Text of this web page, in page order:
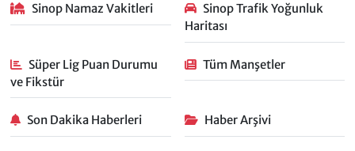
Sinop Namaz Vakitleri
Sinop Trafik Yoğunluk
Haritası
Süper Lig Puan Durumu
ve Fikstür
Tüm Manşetler
Son Dakika Haberleri Haber Arşivi